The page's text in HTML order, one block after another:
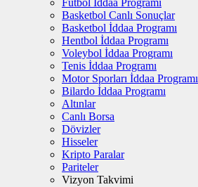
Futbol İddaa Programı
Basketbol Canlı Sonuçlar
Basketbol İddaa Programı
Hentbol İddaa Programı
Voleybol İddaa Programı
Tenis İddaa Programı
Motor Sporları İddaa Programı
Bilardo İddaa Programı
Altınlar
Canlı Borsa
Dövizler
Hisseler
Kripto Paralar
Pariteler
Vizyon Takvimi